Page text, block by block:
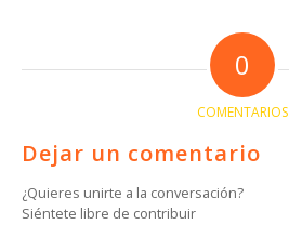
0
COMENTARIOS
Dejar un comentario
¿Quieres unirte a la conversación?
Siéntete libre de contribuir